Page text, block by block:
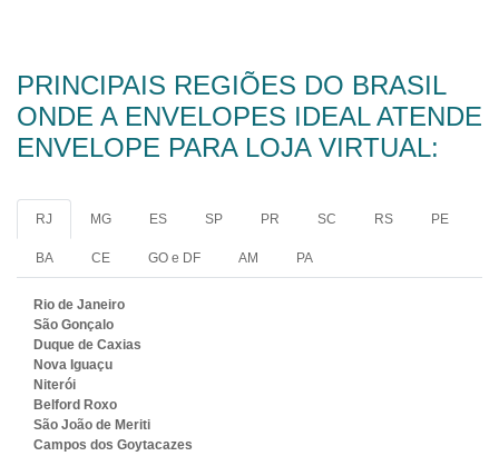
PRINCIPAIS REGIÕES DO BRASIL
ONDE A ENVELOPES IDEAL ATENDE
ENVELOPE PARA LOJA VIRTUAL:
RJ MG ES SP PR SC RS PE
BA CE GO e DF AM PA
Rio de Janeiro
São Gonçalo
Duque de Caxias
Nova Iguaçu
Niterói
Belford Roxo
São João de Meriti
Campos dos Goytacazes